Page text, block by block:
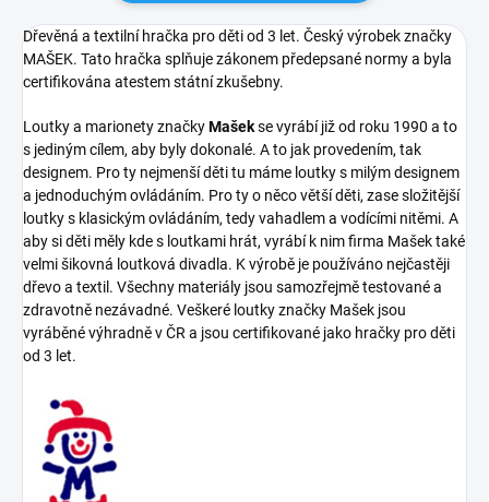
Dřevěná a textilní hračka pro děti od 3 let. Český výrobek značky
MAŠEK. Tato hračka splňuje zákonem předepsané normy a byla
certifikována atestem státní zkušebny.
Loutky a marionety značkyMašekse vyrábí již od roku 1990 a to
s jediným cílem, aby byly dokonalé. A to jak provedením, tak
designem. Pro ty nejmenší děti tu máme loutky s milým designem
a jednoduchým ovládáním. Pro ty o něco větší děti, zase složitější
loutky s klasickým ovládáním, tedy vahadlem a vodícími nitěmi. A
aby si děti měly kde s loutkami hrát, vyrábí k nim firma Mašek také
velmi šikovná loutková divadla. K výrobě je používáno nejčastěji
dřevo a textil. Všechny materiály jsou samozřejmě testované a
zdravotně nezávadné. Veškeré loutky značky Mašek jsou
vyráběné výhradně v ČR a jsou certifikované jako hračky pro děti
od 3 let.